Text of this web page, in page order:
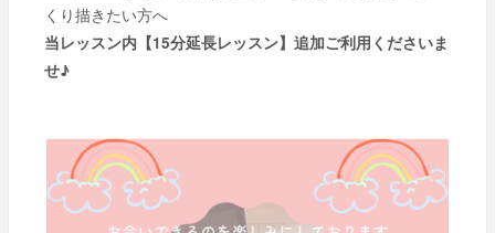
くり描きたい方へ
当レッスン内【15分延長レッスン】追加ご利用くださいま
せ♪